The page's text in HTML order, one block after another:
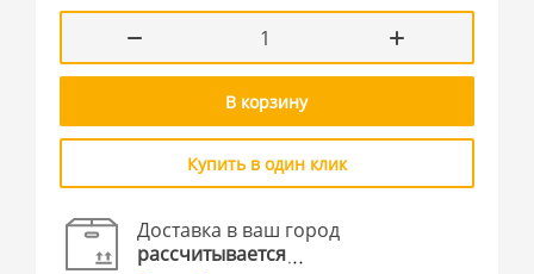
В корзину
Купить в один клик
Доставка в ваш город
рассчитывается